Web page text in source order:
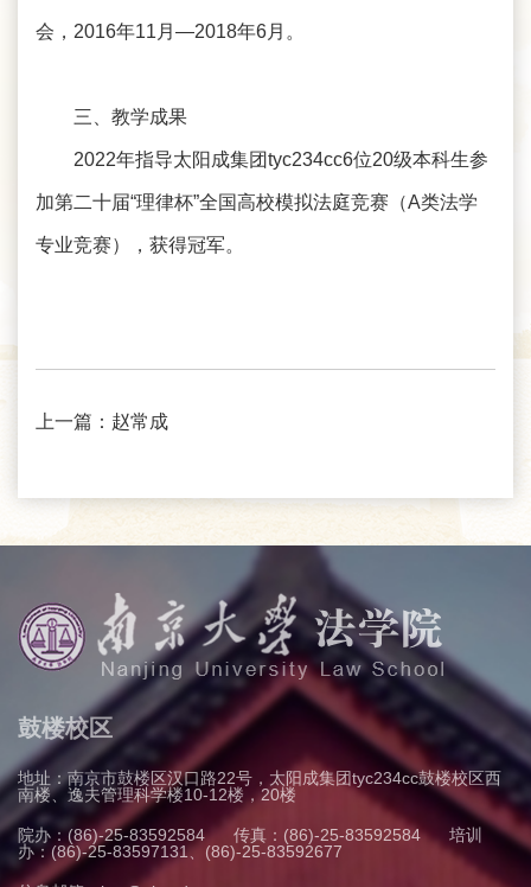
会，2016年11月—2018年6月。
三、教学成果
2022年指导太阳成集团tyc234cc6位20级本科生参
加第二十届“理律杯”全国高校模拟法庭竞赛（A类法学
专业竞赛），获得冠军。
上一篇： 赵常成
鼓楼校区
地址：南京市鼓楼区汉口路22号，太阳成集团tyc234cc鼓楼校区西
南楼、逸夫管理科学楼10-12楼，20楼
院办：(86)-25-83592584 传真：(86)-25-83592584
培训
办：(86)-25-83597131、(86)-25-83592677